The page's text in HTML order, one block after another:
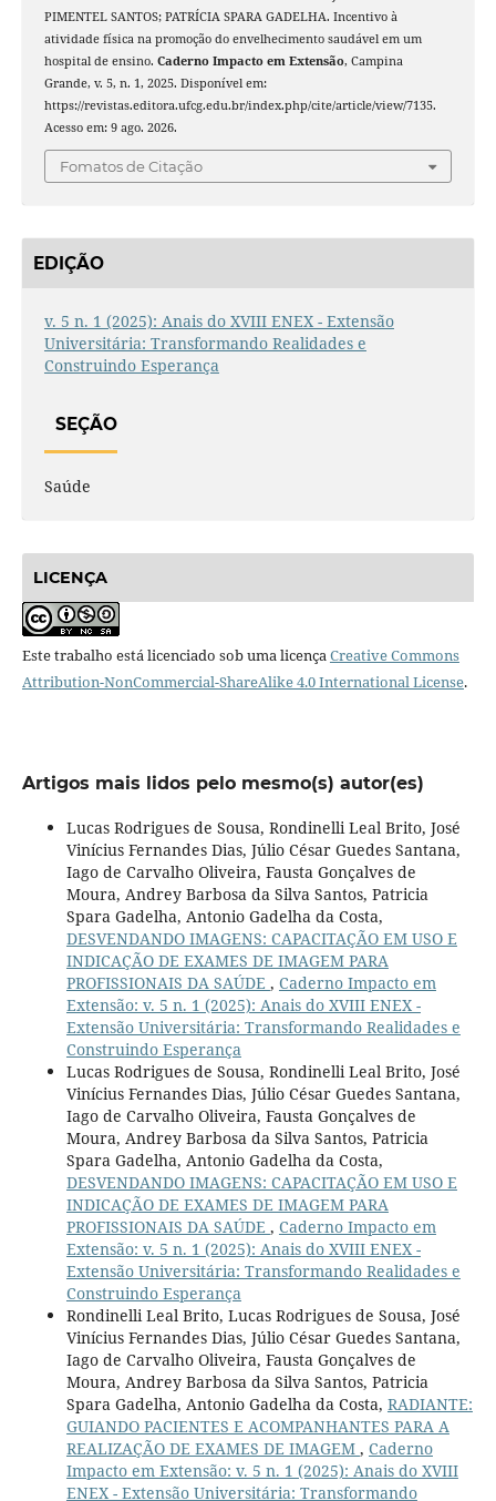
PIMENTEL SANTOS; PATRÍCIA SPARA GADELHA. Incentivo à
atividade física na promoção do envelhecimento saudável em um
hospital de ensino. Caderno Impacto em Extensão, Campina
Grande, v. 5, n. 1, 2025. Disponível em:
https://revistas.editora.ufcg.edu.br/index.php/cite/article/view/7135.
Acesso em: 9 ago. 2026.
Fomatos de Citação
EDIÇÃO
v. 5 n. 1 (2025): Anais do XVIII ENEX - Extensão
Universitária: Transformando Realidades e
Construindo Esperança
SEÇÃO
Saúde
LICENÇA
Este trabalho está licenciado sob uma licençaCreative Commons
Attribution-NonCommercial-ShareAlike 4.0 International License.
Artigos mais lidos pelo mesmo(s) autor(es)
Lucas Rodrigues de Sousa, Rondinelli Leal Brito, José
Vinícius Fernandes Dias, Júlio César Guedes Santana,
Iago de Carvalho Oliveira, Fausta Gonçalves de
Moura, Andrey Barbosa da Silva Santos, Patricia
Spara Gadelha, Antonio Gadelha da Costa,
DESVENDANDO IMAGENS: CAPACITAÇÃO EM USO E
INDICAÇÃO DE EXAMES DE IMAGEM PARA
PROFISSIONAIS DA SAÚDE , Caderno Impacto em
Extensão: v. 5 n. 1 (2025): Anais do XVIII ENEX -
Extensão Universitária: Transformando Realidades e
Construindo Esperança
Lucas Rodrigues de Sousa, Rondinelli Leal Brito, José
Vinícius Fernandes Dias, Júlio César Guedes Santana,
Iago de Carvalho Oliveira, Fausta Gonçalves de
Moura, Andrey Barbosa da Silva Santos, Patricia
Spara Gadelha, Antonio Gadelha da Costa,
DESVENDANDO IMAGENS: CAPACITAÇÃO EM USO E
INDICAÇÃO DE EXAMES DE IMAGEM PARA
PROFISSIONAIS DA SAÚDE , Caderno Impacto em
Extensão: v. 5 n. 1 (2025): Anais do XVIII ENEX -
Extensão Universitária: Transformando Realidades e
Construindo Esperança
Rondinelli Leal Brito, Lucas Rodrigues de Sousa, José
Vinícius Fernandes Dias, Júlio César Guedes Santana,
Iago de Carvalho Oliveira, Fausta Gonçalves de
Moura, Andrey Barbosa da Silva Santos, Patricia
Spara Gadelha, Antonio Gadelha da Costa, RADIANTE:
GUIANDO PACIENTES E ACOMPANHANTES PARA A
REALIZAÇÃO DE EXAMES DE IMAGEM , Caderno
Impacto em Extensão: v. 5 n. 1 (2025): Anais do XVIII
ENEX - Extensão Universitária: Transformando